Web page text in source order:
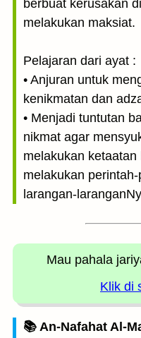
berbuat kerusakan
melakukan maksiat.
Pelajaran dari ayat :
• Anjuran untuk
kenikmatan dan
• Menjadi tuntutan
nikmat agar
melakukan ketaatan
melakukan
larangan-
Mau pahala
Klik di
📚 An-Nafahat Al-